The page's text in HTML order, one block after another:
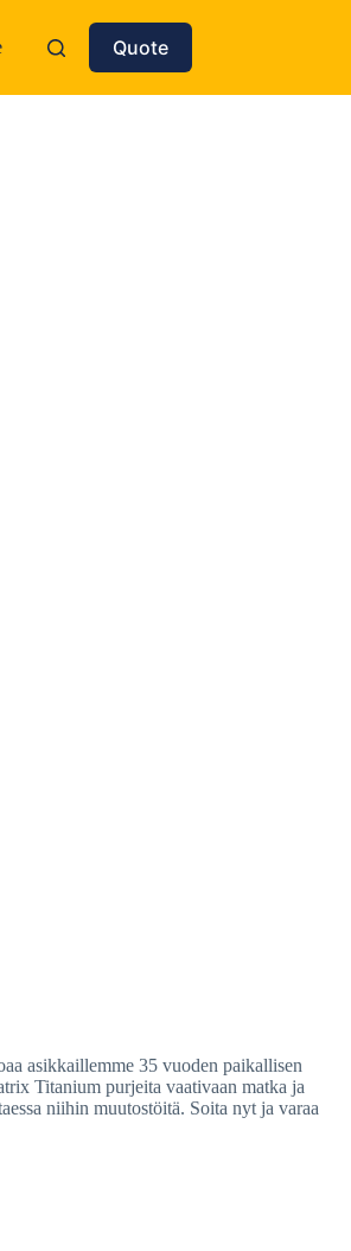
Quote
asikkaillemme 35 vuoden paikallisen
Titanium purjeita vaativaan matka ja
niihin muutostöitä. Soita nyt ja varaa